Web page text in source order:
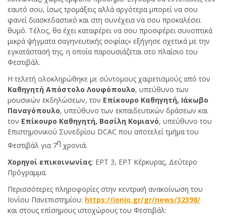
εαυτό σου, ίσως τρομάξεις αλλά αργότερα μπορεί να σου
φανεί διασκεδαστικό και στη συνέχεια να σου προκαλέσει
θυμό. Τέλος, θα έχει καταφέρει να σου προσφέρει συνοπτικά
μικρά ψήγματα σαγηνευτικής σοφίας» εξήγησε σχετικά με την
εγκατάστασή της, η οποία παρουσιάζεται στο πλαίσιο του
Φεστιβάλ.
Η τελετή ολοκληρώθηκε με σύντομους χαιρετισμούς από τον
Καθηγητή Απόστολο Λουφόπουλο, υπεύθυνο των
μουσικών εκδηλώσεων, τον Επίκουρο Καθηγητή, Ιάκωβο
Παναγόπουλο, υπεύθυνο των εκπαιδευτικών δράσεων και
τον Επίκουρο Καθηγητή, Βασίλη Κομιανό, υπεύθυνο του
Επιστημονικού Συνεδρίου DCAC που αποτελεί τμήμα του
Φεστιβάλ για 7η χρονιά.
Χορηγοί επικοινωνίας: ΕΡΤ 3, ΕΡΤ Κέρκυρας, Δεύτερο
Πρόγραμμα.
Περισσότερες πληροφορίες στην κεντρική ανακοίνωση του
Ιονίου Πανεπιστημίου: https://ionio.gr/gr/news/32398/
και στους επίσημους ιστοχώρους του Φεστιβάλ: